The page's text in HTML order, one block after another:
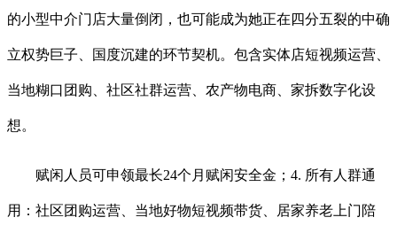
的小型中介门店大量倒闭，也可能成为她正在四分五裂的中确
立权势巨子、国度沉建的环节契机。包含实体店短视频运营、
当地糊口团购、社区社群运营、农产物电商、家拆数字化设
想。
赋闲人员可申领最长24个月赋闲安全金；4. 所有人群通
用：社区团购运营、当地好物短视频带货、居家养老上门陪